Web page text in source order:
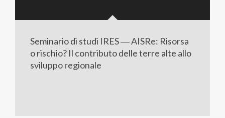
Seminario di studi IRES ― AISRe: Risorsa
o rischio? Il contributo delle terre alte allo
sviluppo regionale